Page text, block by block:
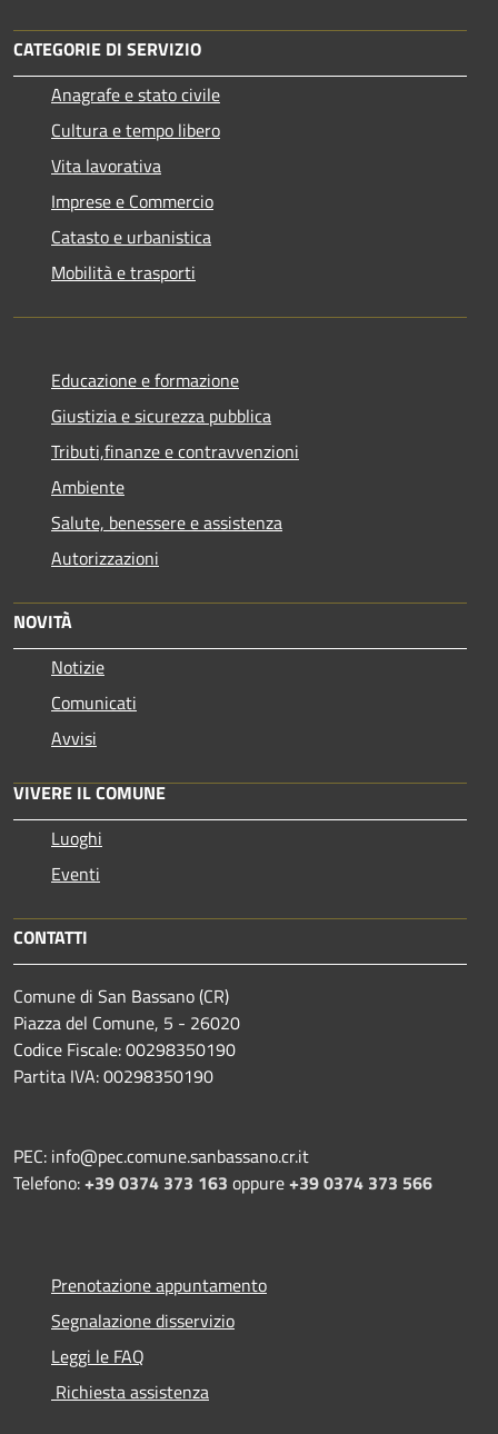
CATEGORIE DI SERVIZIO
Anagrafe e stato civile
Cultura e tempo libero
Vita lavorativa
Imprese e Commercio
Catasto e urbanistica
Mobilità e trasporti
Educazione e formazione
Giustizia e sicurezza pubblica
Tributi,finanze e contravvenzioni
Ambiente
Salute, benessere e assistenza
Autorizzazioni
NOVITÀ
Notizie
Comunicati
Avvisi
VIVERE IL COMUNE
Luoghi
Eventi
CONTATTI
Comune di San Bassano (CR)
Piazza del Comune, 5 - 26020
Codice Fiscale: 00298350190
Partita IVA: 00298350190
PEC: info@pec.comune.sanbassano.cr.it
Telefono:+39 0374 373 163 oppure+39 0374 373 566
Prenotazione appuntamento
Segnalazione disservizio
Leggi le FAQ
Richiesta assistenza